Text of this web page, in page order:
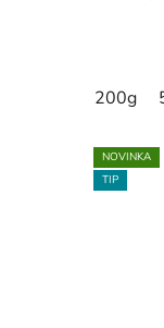
200g
NOVINKA
TIP